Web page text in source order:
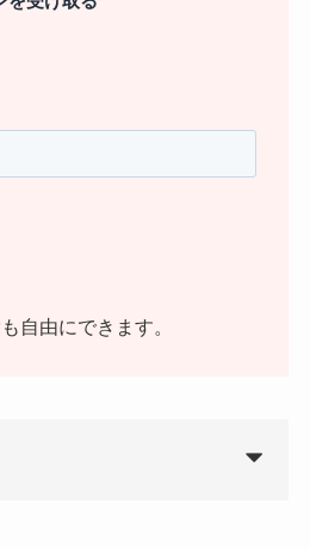
自由にできます。